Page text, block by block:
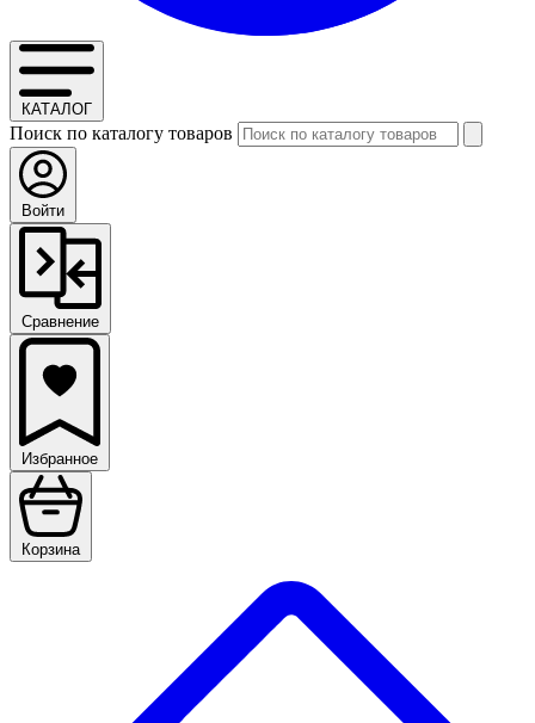
КАТАЛОГ
Поиск по каталогу товаров
Войти
Сравнение
Избранное
Корзина